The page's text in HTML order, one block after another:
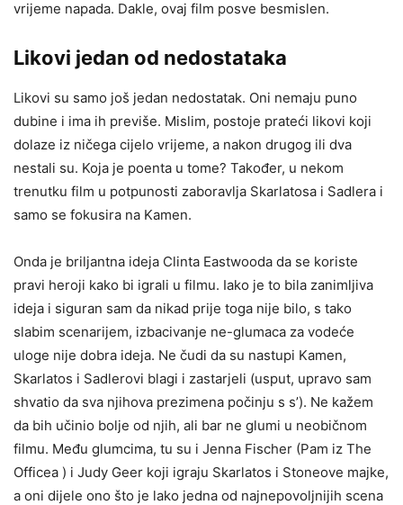
vrijeme napada. Dakle, ovaj film posve besmislen.
Likovi jedan od nedostataka
Likovi su samo još jedan nedostatak. Oni nemaju puno
dubine i ima ih previše. Mislim, postoje prateći likovi koji
dolaze iz ničega cijelo vrijeme, a nakon drugog ili dva
nestali su. Koja je poenta u tome? Također, u nekom
trenutku film u potpunosti zaboravlja Skarlatosa i Sadlera i
samo se fokusira na Kamen.
Onda je briljantna ideja Clinta Eastwooda da se koriste
pravi heroji kako bi igrali u filmu. Iako je to bila zanimljiva
ideja i siguran sam da nikad prije toga nije bilo, s tako
slabim scenarijem, izbacivanje ne-glumaca za vodeće
uloge nije dobra ideja. Ne čudi da su nastupi Kamen,
Skarlatos i Sadlerovi blagi i zastarjeli (usput, upravo sam
shvatio da sva njihova prezimena počinju s s’). Ne kažem
da bih učinio bolje od njih, ali bar ne glumi u neobičnom
filmu. Među glumcima, tu su i Jenna Fischer (Pam iz The
Officea ) i Judy Geer koji igraju Skarlatos i Stoneove majke,
a oni dijele ono što je lako jedna od najnepovoljnijih scena